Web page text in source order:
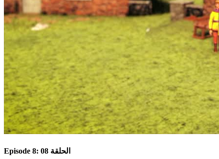
Episode 8: الحلقة 08